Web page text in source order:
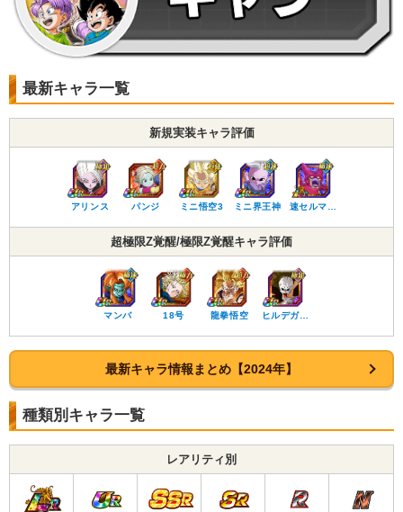
最新キャラ一覧
新規実装キャラ評価
アリンス パンジ ミニ悟空3 ミニ界王神 速セルマ…
超極限Z覚醒/極限Z覚醒キャラ評価
マンバ 18号 龍拳悟空 ヒルデガ…
最新キャラ情報まとめ【2024年】
種類別キャラ一覧
レアリティ別